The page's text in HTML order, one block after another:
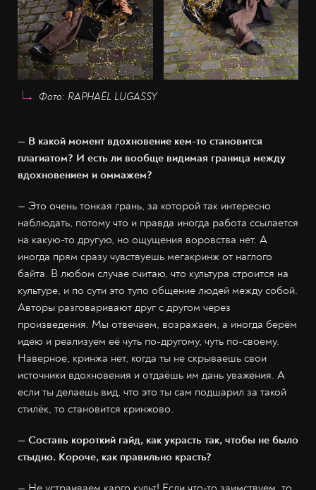
Фото: RAPHAËL LUGASSY
— В какой момент вдохновение кем-то становится
плагиатом? И есть ли вообще видимая граница между
вдохновением и оммажем?
— Это очень тонкая грань, за которой так интересно
наблюдать, потому что и правда иногда работа ссылается
на какую-то другую, но ощущения воровства нет. А
иногда прям сразу чувствуешь мегакринж от наглого
байта. В любом случае считаю, что культура строится на
культуре, и по сути это тупо общение людей между собой.
Авторы разговаривают друг с другом через
произведения. Мы отвечаем, возражаем, а иногда берём
идею и реализуем её чуть по-другому, чуть по-своему.
Наверное, кринжа нет, когда ты не скрываешь свои
источники вдохновения и отдаёшь им дань уважения. А
если ты делаешь вид, что это ты сам подшарил за такой
стилёк, то становится кринжово.
— Составь короткий гайд, как украсть так, чтобы не было
стыдно. Короче, как правильно красть?